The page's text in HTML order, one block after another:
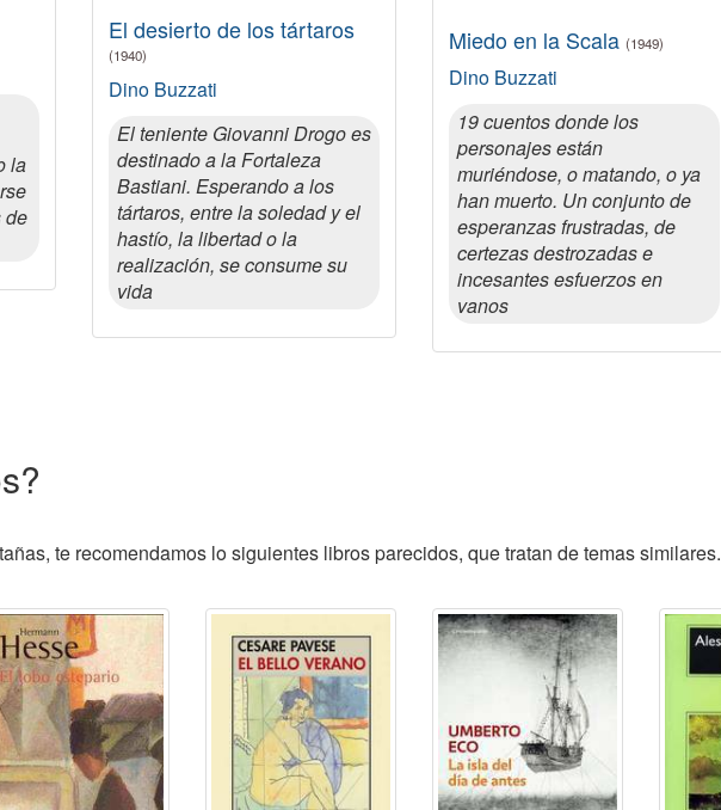
la
de
El desierto de los tártaros
(1940)
Dino Buzzati
El teniente Giovanni Drogo es
destinado a la Fortaleza
Bastiani. Esperando a los
tártaros, entre la soledad y el
hastío, la libertad o la
realización, se consume su
vida
Miedo en la Scala (1949)
Dino Buzzati
19 cuentos donde los
personajes están
muriéndose, o matando, o ya
han muerto. Un conjunto de
esperanzas frustradas, de
certezas destrozadas e
incesantes esfuerzos en
vanos
te recomendamos lo siguientes libros parecidos, que tratan de temas similares.